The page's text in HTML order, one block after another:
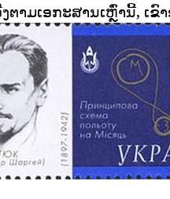
ຕາມເອກະສານເຫຼົ່ານີ້, ເຂົ